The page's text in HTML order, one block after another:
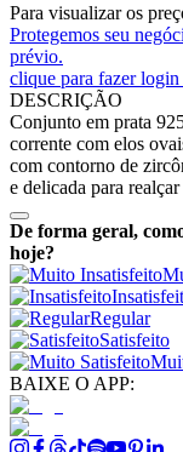
Para visualizar os
Protegemos seu
prévio.
clique para fazer login
DESCRIÇÃO
Conjunto em prata
corrente com elos
com contorno de
e delicada para
De forma geral,
hoje?
Regular
Satisfeito
BAIXE O APP: